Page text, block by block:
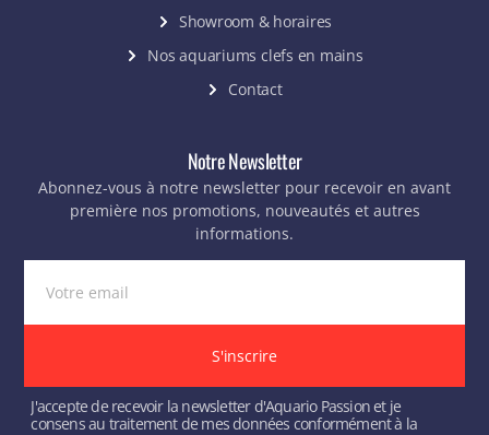
Showroom & horaires
Nos aquariums clefs en mains
Contact
Notre Newsletter
Abonnez-vous à notre newsletter pour recevoir en avant
première nos promotions, nouveautés et autres
informations.
J'accepte de recevoir la newsletter d'Aquario Passion et je
consens au traitement de mes données conformément à la
S'inscrire